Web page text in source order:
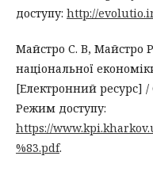
доступу: http://
Майстро С. В, Майстро
національної
[Електронний ресурс] /
Режим доступу:
https://
%83.pdf.